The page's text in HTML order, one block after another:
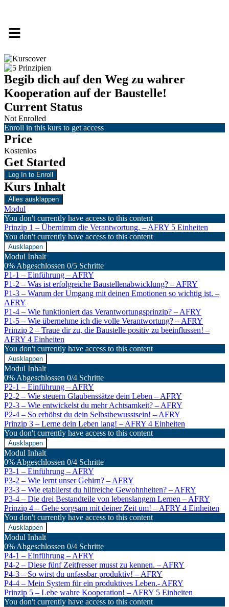
Begib dich auf den Weg zu wahrer
Kooperation auf der Baustelle!
Current Status
Not Enrolled
Enroll in this kurs to get access
Price
Kostenlos
Get Started
Log In to Enroll
Kurs Inhalt
Alles ausklappen
Modul
You don't currently have access to this content
Prinzip 1 – Übernimm die Verantwortung. – AFRY 5 Einheiten
You don't currently have access to this content
Ausklappen
Modul Inhalt
0% Abgeschlossen 0/5 Schritte
P1-1 – Einführung – AFRY
P1-2 – Was ist erfolgreiche Baustellenabwicklung? – AFRY
P1-3 – Warum der Umgang mit deinen Emotionen so wichtig ist. –
AFRY
P1-4 – Wie funktioniert das Verantwortungsprinzip? – AFRY
P1-5 – Wie übernehme ich die volle Verantwortung? – AFRY
Prinzip 2 – Traue dir zu, die Baustelle positiv zu beeinflussen! –
AFRY 4 Einheiten
You don't currently have access to this content
Ausklappen
Modul Inhalt
0% Abgeschlossen 0/4 Schritte
P2-1 – Einführung – AFRY
P2-2 – Wie steuern Glaubenssätze dein Leben – AFRY
P2-3 – Wie entwickelst du mehr Achtsamkeit? – AFRY
P2-4 – So erhöhst du dein Selbstbewusstsein! – AFRY
Prinzip 3 – Lerne dein Leben lang! – AFRY 4 Einheiten
You don't currently have access to this content
Ausklappen
Modul Inhalt
0% Abgeschlossen 0/4 Schritte
P3-1 – Einführung – AFRY
P3-2 – Wie lernt unser Gehirn? – AFRY
P3-3 – Wie etablierst du hilfreiche Gewohnheiten? – AFRY
P3-4 – Die drei Bestandteile von lebenslangem Lernen – AFRY
Prinzip 4 – Gehe sorgsam mit deiner Zeit um! – AFRY 4 Einheiten
You don't currently have access to this content
Ausklappen
Modul Inhalt
0% Abgeschlossen 0/4 Schritte
P4-1 – Einführung – AFRY
P4-2 – Diese fünf Zeitfresser musst zu kennen. – AFRY
P4-3 – So wirst du unfassbar produktiv! – AFRY
P4-4 – Mein System für ein produktives Leben.- AFRY
Prinzip 5 – Lebe wahre Kooperation! – AFRY 5 Einheiten
You don't currently have access to this content